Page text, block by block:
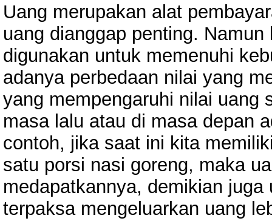
Uang merupakan alat
uang dianggap penting.
digunakan untuk memenuhi
adanya perbedaan nilai yang
yang mempengaruhi nilai uang
masa lalu atau di masa depan
contoh, jika saat ini kita
satu porsi nasi goreng, maka
medapatkannya, demikian
terpaksa mengeluarkan uang